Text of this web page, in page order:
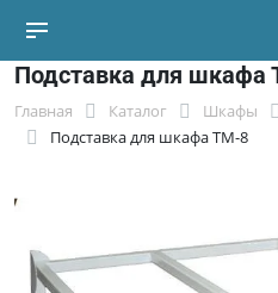
Подставка для шкафа
Главная Каталог Шкафы
Подставка для шкафа ТМ-8